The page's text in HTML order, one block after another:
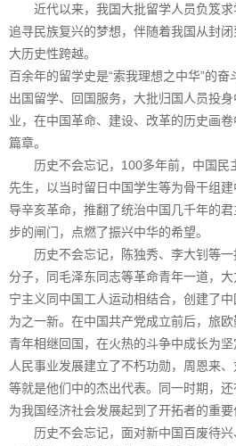
近代以来，我国大批留学人员负笈求
追寻民族复兴的梦想，伴随着我国从封
大历史性跨越。
百余年的留学史是“索我理想之中华”的
出国留学、回国服务，大批归国人员投
业，在中国革命、建设、改革的历史画
篇章。
历史不会忘记，100多年前，中国民
先生，以当时留日中国学生等为骨干组
导辛亥革命，推翻了统治中国几千年的
步的闸门，点燃了振兴中华的希望。
历史不会忘记，陈独秀、李大钊等一
分子，同毛泽东同志等革命青年一道，
宁主义同中国工人运动相结合，创建了
为之一新。在中国共产党成立前后，旅
青年相继回国，在火热的斗争中成长为
人民事业发展建立了不朽功勋，周恩来
等就是他们中的杰出代表。同一时期，还
为我国经济社会发展起到了开拓者的重要
历史不会忘记，面对新中国百废待兴